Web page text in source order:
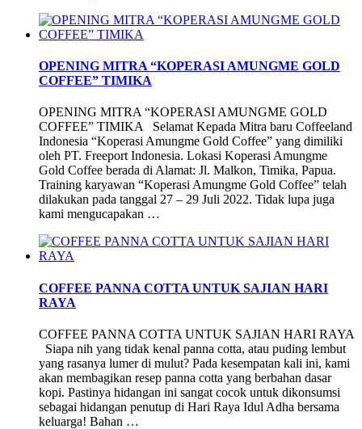
OPENING MITRA “KOPERASI AMUNGME GOLD
COFFEE” TIMIKA
OPENING MITRA “KOPERASI AMUNGME GOLD
COFFEE” TIMIKA Selamat Kepada Mitra baru Coffeeland
Indonesia “Koperasi Amungme Gold Coffee” yang dimiliki
oleh PT. Freeport Indonesia. Lokasi Koperasi Amungme
Gold Coffee berada di Alamat: Jl. Malkon, Timika, Papua.
Training karyawan “Koperasi Amungme Gold Coffee” telah
dilakukan pada tanggal 27 – 29 Juli 2022. Tidak lupa juga
kami mengucapakan …
COFFEE PANNA COTTA UNTUK SAJIAN HARI
RAYA
COFFEE PANNA COTTA UNTUK SAJIAN HARI RAYA
Siapa nih yang tidak kenal panna cotta, atau puding lembut
yang rasanya lumer di mulut? Pada kesempatan kali ini, kami
akan membagikan resep panna cotta yang berbahan dasar
kopi. Pastinya hidangan ini sangat cocok untuk dikonsumsi
sebagai hidangan penutup di Hari Raya Idul Adha bersama
keluarga! Bahan …